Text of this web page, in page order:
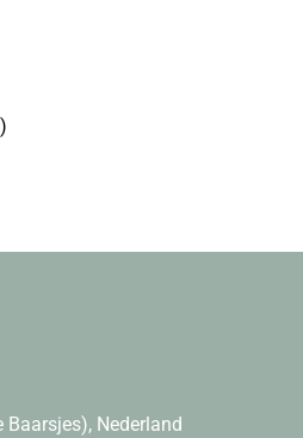
Baarsjes), Nederland